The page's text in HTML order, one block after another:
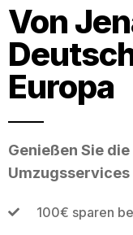
Von
Europa
Genießen Sie
Umzugsservices
100€ sparen